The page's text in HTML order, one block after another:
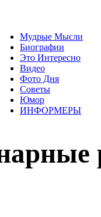
Мудрые Мысли
Биографии
Это Интересно
Видео
Фото Дня
Советы
Юмор
ИНФОРМЕРЫ